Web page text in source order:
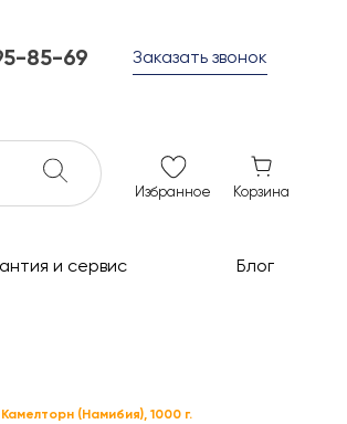
85-69
с 10 до 21
Заказать звонок
Избранное Корзина
и сервис Блог
(Намибия), 1000 г.